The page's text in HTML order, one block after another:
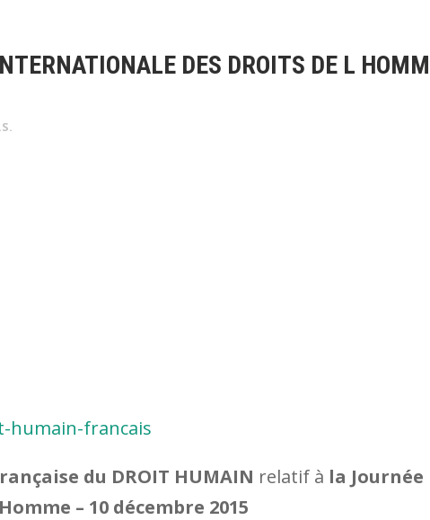
DES DROITS DE L
du DROIT HUMAIN relatif à la Journée
– 10 décembre 2015